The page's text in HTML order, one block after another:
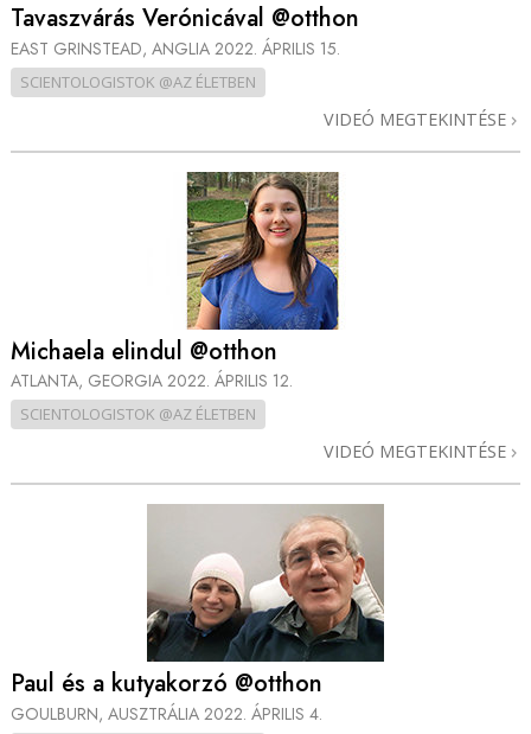
Tavaszvárás Verónicával @otthon
EAST GRINSTEAD, ANGLIA 2022. ÁPRILIS 15.
SCIENTOLOGISTOK @AZ ÉLETBEN
VIDEÓ MEGTEKINTÉSE
Michaela elindul @otthon
ATLANTA, GEORGIA 2022. ÁPRILIS 12.
SCIENTOLOGISTOK @AZ ÉLETBEN
VIDEÓ MEGTEKINTÉSE
Paul és a kutyakorzó @otthon
GOULBURN, AUSZTRÁLIA 2022. ÁPRILIS 4.